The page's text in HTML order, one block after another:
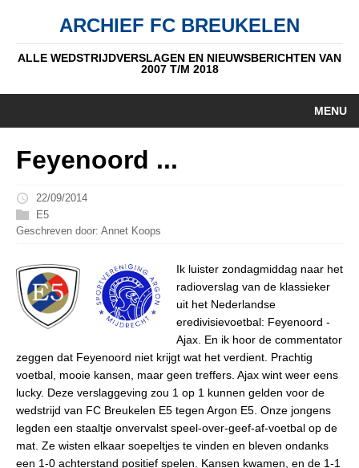
ARCHIEF FC BREUKELEN
ALLE WEDSTRIJDVERSLAGEN EN NIEUWSBERICHTEN VAN
2007 T/M 2018
MENU
NIEUWS
PUPIL V/D WEEK
ALGEMEEN
STANDEN
Feyenoord ...
22/09/2014
E5
Geschreven door: Annet Koops
Ik luister zondagmiddag naar het
radioverslag van de klassieker
uit het Nederlandse
eredivisievoetbal: Feyenoord -
Ajax. En ik hoor de commentator
zeggen dat Feyenoord niet krijgt wat het verdient. Prachtig
voetbal, mooie kansen, maar geen treffers. Ajax wint weer eens
lucky. Deze verslaggeving zou 1 op 1 kunnen gelden voor de
wedstrijd van FC Breukelen E5 tegen Argon E5. Onze jongens
legden een staaltje onvervalst speel-over-geef-af-voetbal op de
mat. Ze wisten elkaar soepeltjes te vinden en bleven ondanks
een 1-0 achterstand positief spelen. Kansen kwamen, en de 1-1